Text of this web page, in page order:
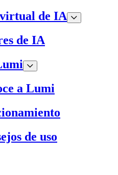
de IA
de IA
a Lumi
de uso